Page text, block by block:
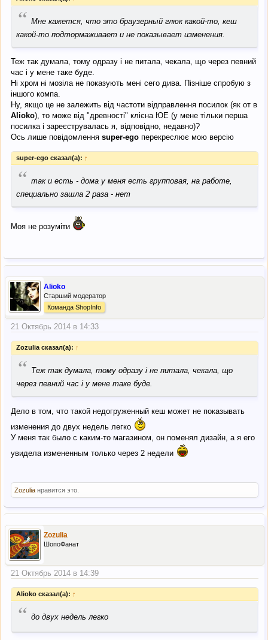
“ Мне кажется, что это браузерный глюк какой-то, кеш
какой-то подтормаживает и не показывает изменения.
Теж так думала, тому одразу і не питала, чекала, що через певний
час і у мене таке буде.
Ні хром ні мозіла не показують мені сего дива. Пізніше спробую з
іншого компа.
Ну, якщо це не залежить від частоти відправлення посилок (як от в
Alioko), то може від "древності" клієна ЮЕ (у мене тільки перша
посилка і зареєструвалась я, відповідно, недавно)?
Ось лише повідомлення super-ego перекреслює мою версію
super-ego сказал(а): ↑
“ так и есть - дома у меня есть групповая, на работе,
специально зашла 2 раза - нет
Моя не розуміти
Alioko
Старший модератор
Команда ShopInfo
21 Октябрь 2014 в 14:33
Zozulia сказал(а): ↑
“ Теж так думала, тому одразу і не питала, чекала, що
через певний час і у мене таке буде.
Дело в том, что такой недогруженный кеш может не показывать
изменения до двух недель легко
У меня так было с каким-то магазином, он поменял дизайн, а я его
увидела измененным только через 2 недели
Zozulia нравится это.
Zozulia
ШопоФанат
21 Октябрь 2014 в 14:39
Alioko сказал(а): ↑
“ до двух недель легко